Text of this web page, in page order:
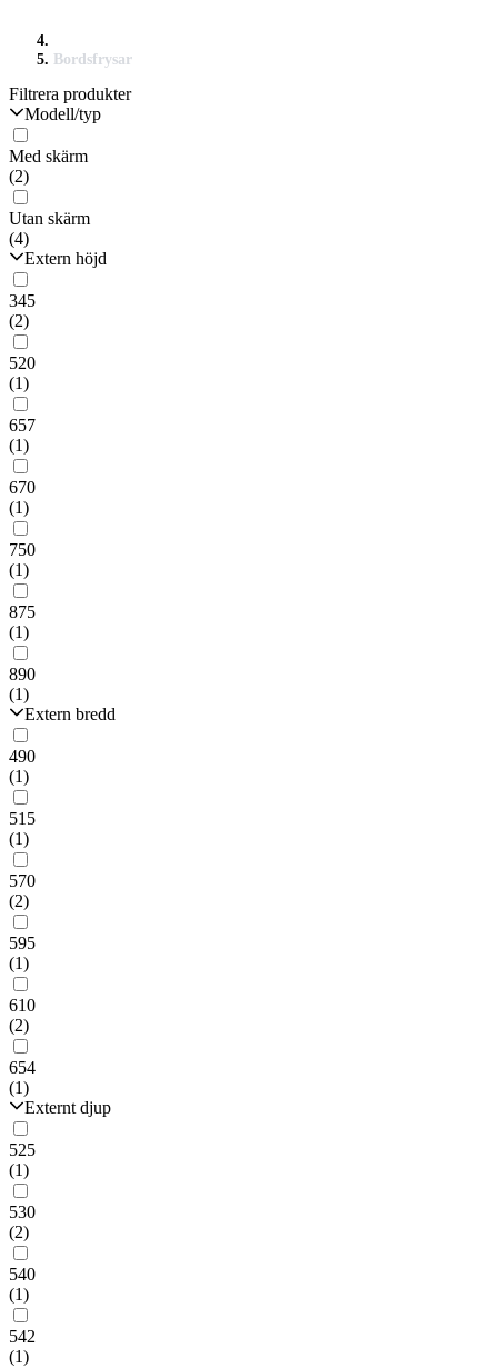
Bordsfrysar
Filtrera produkter
Modell/typ
Med skärm
(2)
Utan skärm
(4)
Extern höjd
345
(2)
520
(1)
657
(1)
670
(1)
750
(1)
875
(1)
890
(1)
Extern bredd
490
(1)
515
(1)
570
(2)
595
(1)
610
(2)
654
(1)
Externt djup
525
(1)
530
(2)
540
(1)
542
(1)